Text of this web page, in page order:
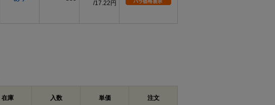
17.22円
在庫 入数 単価 注文